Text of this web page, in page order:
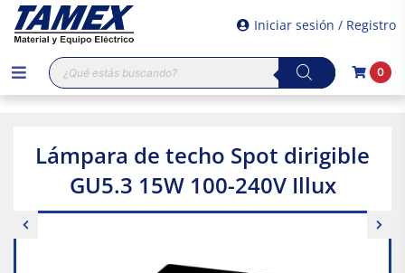
Iniciar sesión / Registro
Búsqueda
de
productos
0
Lámpara de techo Spot dirigible
GU5.3 15W 100-240V Illux